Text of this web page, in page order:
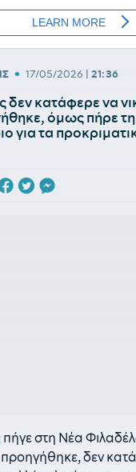
• 17/05/2026 | 21:36
κατάφερε να
όμως πήρε
για τα
πήγε στη Νέα
προηγήθηκε, δεν